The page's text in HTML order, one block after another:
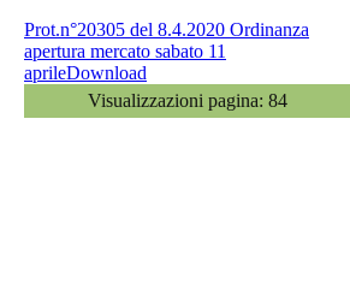
Prot.n°20305 del 8.4.2020 Ordinanza
apertura mercato sabato 11
aprileDownload
Visualizzazioni pagina: 84